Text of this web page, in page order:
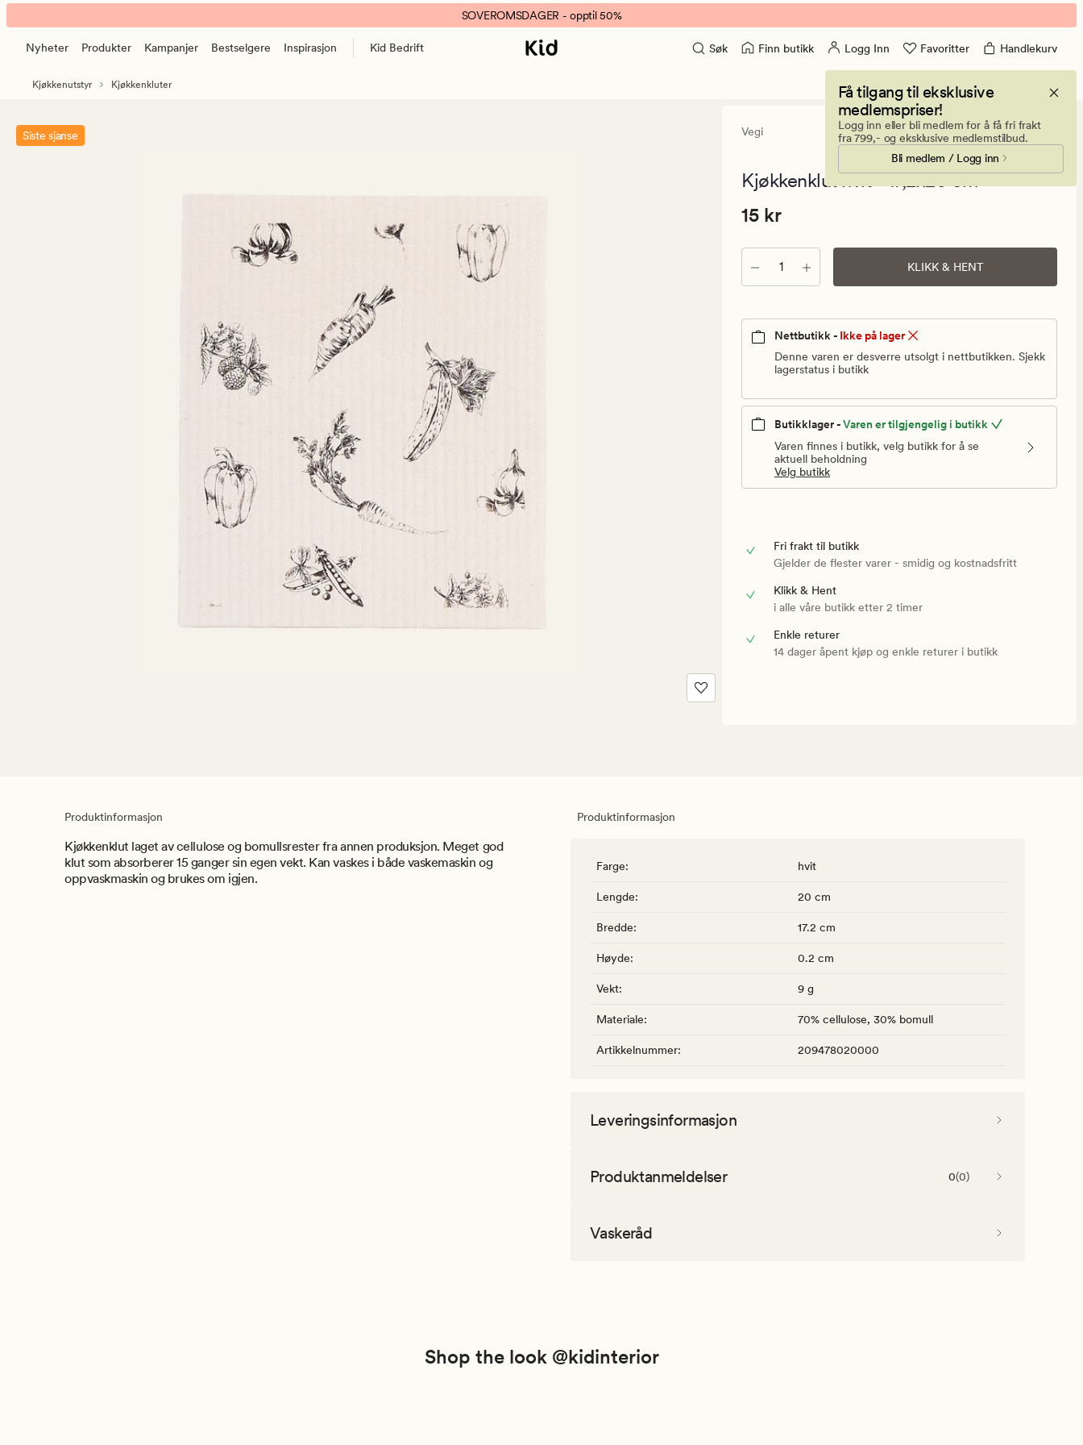
Vegi
kjøkkenklut
banner.
Klikk
pause.
SOVEROMSDAGER - opptil 50%
Nyheter Produkter Kampanjer Bestselgere Inspirasjon Kid Bedrift Søk Finn butikk Logg Inn Favoritter Handlekurv
Få tilgang til eksklusive
medlemspriser!
Logg inn eller bli medlem for å få fri frakt
fra 799,- og eksklusive medlemstilbud.
Bli medlem / Logg inn
Kjøkkenutstyr Kjøkkenkluter
Siste sjanse Vegi
0
en
0
Kjøkkenklut hvit - 17,2x20 cm
Pris
kr.
Vanlig
pris
kr
Pris 15 kr
15 kr
Antall KLIKK & HENT
Nettbutikk - Ikke på lager
Denne varen er desverre utsolgt i nettbutikken. Sjekk
lagerstatus i butikk
Butikklager -Varen er tilgjengelig i butikk
Varen finnes i butikk, velg butikk for å se
aktuell beholdning
Velg butikk
Fri frakt til butikk
Gjelder de flester varer - smidig og kostnadsfritt
Klikk & Hent
i alle våre butikk etter 2 timer
Enkle returer
14 dager åpent kjøp og enkle returer i butikk
Produktinformasjon
Kjøkkenklut laget av cellulose og bomullsrester fra annen produksjon. Meget god
klut som absorberer 15 ganger sin egen vekt. Kan vaskes i både vaskemaskin og
oppvaskmaskin og brukes om igjen.
Produktinformasjon
Farge: hvit
Lengde: 20 cm
Bredde: 17.2 cm
Høyde: 0.2 cm
Vekt: 9 g
Materiale: 70% cellulose, 30% bomull
Artikkelnummer: 209478020000
Leveringsinformasjon
Produktanmeldelser 0(0)
Vaskeråd
Shop the look @kidinterior